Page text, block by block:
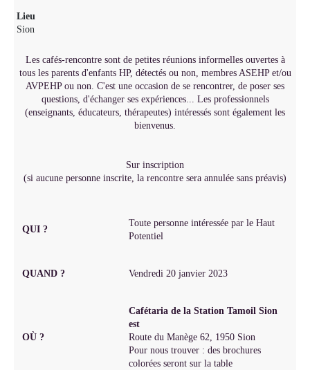
Lieu
Sion
Les cafés-rencontre sont de petites réunions informelles ouvertes à
tous les parents d'enfants HP, détectés ou non, membres ASEHP et/ou
AVPEHP ou non. C'est une occasion de se rencontrer, de poser ses
questions, d'échanger ses expériences... Les professionnels
(enseignants, éducateurs, thérapeutes) intéressés sont également les
bienvenus.
Sur inscription
(si aucune personne inscrite, la rencontre sera annulée sans préavis)
QUI ?
Toute personne intéressée par le Haut
Potentiel
QUAND ? Vendredi 20 janvier 2023
OÙ ?
Cafétaria de la Station Tamoil Sion
est
Route du Manège 62, 1950 Sion
Pour nous trouver : des brochures
colorées seront sur la table